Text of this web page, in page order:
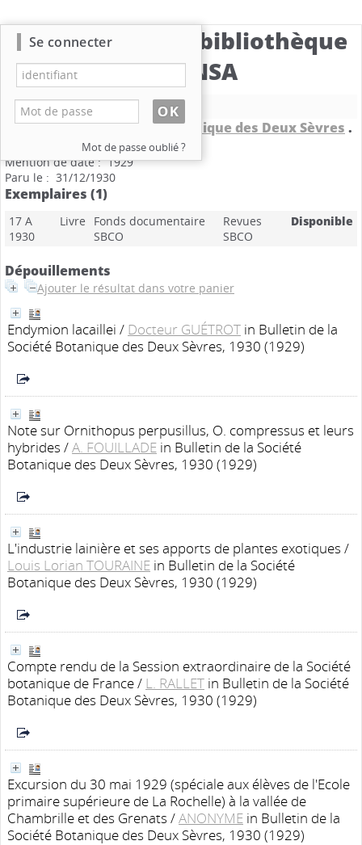
Catalogue de la bibliothèque
du CBNSA
Nouvelle recherche
Bulletin de la Société Botanique des Deux Sèvres .
Mention de date : 1929
Paru le : 31/12/1930
Exemplaires (1)
17 A
1930
Livre
Fonds documentaire
SBCO
Revues
SBCO
Disponible
Dépouillements
Ajouter le résultat dans votre panier
Endymion lacaillei / Docteur GUÉTROT in Bulletin de la
Société Botanique des Deux Sèvres, 1930 (1929)
Note sur Ornithopus perpusillus, O. compressus et leurs
hybrides /A. FOUILLADE in Bulletin de la Société
Botanique des Deux Sèvres, 1930 (1929)
L'industrie lainière et ses apports de plantes exotiques /
Louis Lorian TOURAINE in Bulletin de la Société
Botanique des Deux Sèvres, 1930 (1929)
Compte rendu de la Session extraordinaire de la Société
botanique de France/ L. RALLET in Bulletin de la Société
Botanique des Deux Sèvres, 1930 (1929)
Excursion du 30 mai 1929 (spéciale aux élèves de l'Ecole
primaire supérieure de La Rochelle) à la vallée de
Chambrille et des Grenats /ANONYME in Bulletin de la
Société Botanique des Deux Sèvres, 1930 (1929)
Se connecter
Mot de passe oublié ?